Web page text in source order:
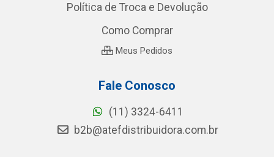
Política de Troca e Devolução
Como Comprar
Meus Pedidos
Fale Conosco
(11) 3324-6411
b2b@atefdistribuidora.com.br